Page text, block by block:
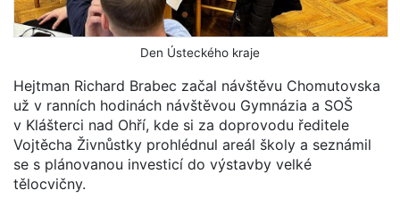
Den Ústeckého kraje
Hejtman Richard Brabec začal návštěvu Chomutovska
už v ranních hodinách návštěvou Gymnázia a SOŠ
v Klášterci nad Ohří, kde si za doprovodu ředitele
Vojtěcha Živnůstky prohlédnul areál školy a seznámil
se s plánovanou investicí do výstavby velké
tělocvičny.